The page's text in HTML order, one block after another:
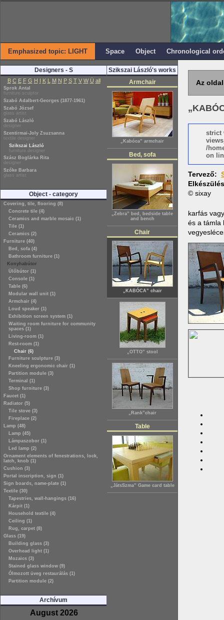
Emphasized topic: LIGHT Space Object Chronological
Designers - S
B C E F G H I K L M N P S T V W Ü all
Sprok Antal
furniture sculptor
Szabó Adalbert-Georges (1877-1961)
Szabó József
glass artist
Szabó László
designer
Szentirmai-Joly Zsuzsanna
textile designer
Szikszai László
furniture designer
Szász Boglárka Rita
designer
Szőke Barbara
glass artist
Object - category
Covering, tile, flooring (8)
Concrete tile (4)
Ceramics and marble mosaic (1)
Tile (1)
Ceramics (2)
Furniture (40)
Bed, sofa (4)
Bathroom furniture (1)
Konyhabútor
Ülőbútor (1)
Console (1)
Table (6)
Modular wall unit (1)
Armchair (4)
Loud speaker (1)
Exhibition screen system (1)
Waiting room furniture for community
spaces (1)
Living-room (1)
Rest-room (1)
Chair (6)
Furniture sculpture (3)
Kneeling ergonomic chair (1)
Partition module (3)
Terminal (1)
Shop furniture (3)
Faucet (1)
Radiator (5)
Tile stove (3)
Fireplace (2)
Lamp (48)
Lamp (45)
Lámpaszobor (1)
Led lamp (2)
Ornament elements of fenestrations, lock,
latch, knob (1)
Cushion (3)
Portal inscription, sign (1)
Sign boards, name-plate (1)
Textile (30)
Tapestries, wall-hangings (16)
Kárpit (1)
Household textile (4)
Ceiling (1)
Rug, carpet (8)
Glass (19)
Building glass (3)
Overhead light (1)
Mozaics (3)
Stained glass window (9)
Ólmozott üveg restaurálás (1)
Partition module (2)
Archívum
August 2026
Szikszai László's works
Armchair
„Kabóca” armchair
Bed, sofa
„Zebra” bed, bedside table
and bench
Chair
„KABÓCA” chair
„OTTO” stool
„Rank”chair
Table
„JátsSzma” Game card table
Az
strict
/
on
Tervező:
© sixay
karfás
és a támla